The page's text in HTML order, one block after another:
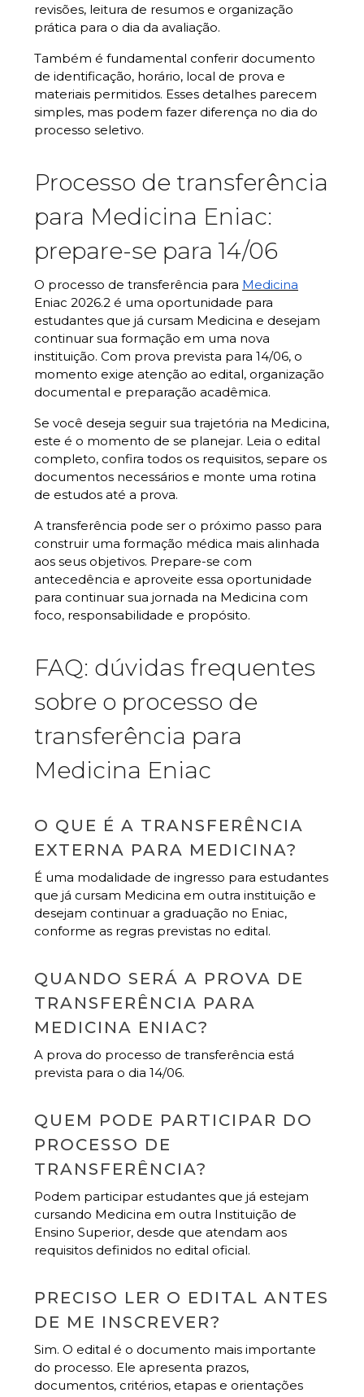
revisões, leitura de resumos e organização
prática para o dia da avaliação.
Também é fundamental conferir documento
de identificação, horário, local de prova e
materiais permitidos. Esses detalhes parecem
simples, mas podem fazer diferença no dia do
processo seletivo.
Processo de transferência
para Medicina Eniac:
prepare-se para 14/06
O processo de transferência para Medicina
Eniac 2026.2 é uma oportunidade para
estudantes que já cursam Medicina e desejam
continuar sua formação em uma nova
instituição. Com prova prevista para 14/06, o
momento exige atenção ao edital, organização
documental e preparação acadêmica.
Se você deseja seguir sua trajetória na Medicina,
este é o momento de se planejar. Leia o edital
completo, confira todos os requisitos, separe os
documentos necessários e monte uma rotina
de estudos até a prova.
A transferência pode ser o próximo passo para
construir uma formação médica mais alinhada
aos seus objetivos. Prepare-se com
antecedência e aproveite essa oportunidade
para continuar sua jornada na Medicina com
foco, responsabilidade e propósito.
FAQ: dúvidas frequentes
sobre o processo de
transferência para
Medicina Eniac
O QUE É A TRANSFERÊNCIA
EXTERNA PARA MEDICINA?
É uma modalidade de ingresso para estudantes
que já cursam Medicina em outra instituição e
desejam continuar a graduação no Eniac,
conforme as regras previstas no edital.
QUANDO SERÁ A PROVA DE
TRANSFERÊNCIA PARA
MEDICINA ENIAC?
A prova do processo de transferência está
prevista para o dia 14/06.
QUEM PODE PARTICIPAR DO
PROCESSO DE
TRANSFERÊNCIA?
Podem participar estudantes que já estejam
cursando Medicina em outra Instituição de
Ensino Superior, desde que atendam aos
requisitos definidos no edital oficial.
PRECISO LER O EDITAL ANTES
DE ME INSCREVER?
Sim. O edital é o documento mais importante
do processo. Ele apresenta prazos,
documentos, critérios, etapas e orientações